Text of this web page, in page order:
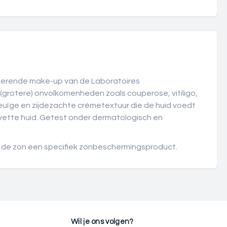
make-up van de Laboratoires
onvolkomenheden zoals couperose, vitiligo,
en zijdezachte crèmetextuur die de huid voedt
huid. Getest onder dermatologisch en
zon een specifiek zonbeschermingsproduct.
Wil je ons volgen?